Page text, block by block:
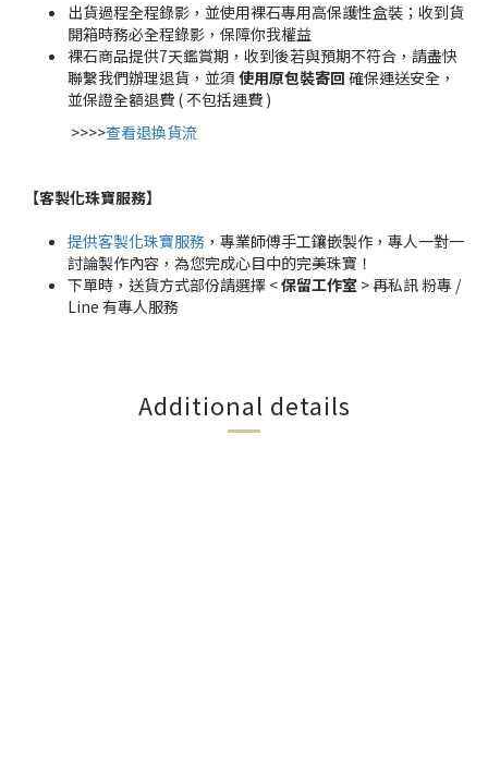
出貨過程全程錄影，並使用裸石專用高保護性盒裝；收到貨
開箱時務必全程錄影，保障你我權益
裸石商品提供7天鑑賞期，收到後若與預期不符合，請盡快
聯繫我們辦理退貨，並須 使用原包裝寄回 確保運送安全，
並保證全額退費 ( 不包括運費 )
>>>>查看退換貨流
【客製化珠寶服務】
提供客製化珠寶服務 ，專業師傅手工鑲嵌製作，專人一對一
討論製作內容，為您完成心目中的完美珠寶！
下單時，送貨方式部份請選擇 <保留工作室 > 再私訊 粉專 /
Line 有專人服務
Additional details